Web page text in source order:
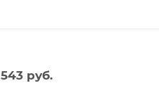
543руб.